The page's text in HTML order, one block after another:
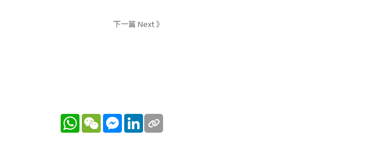
下一篇 Next 》
WhatsApp
WeChatMessenger
LinkedIn